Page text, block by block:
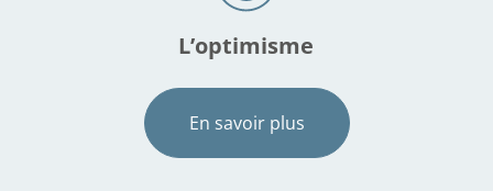
L’optimisme
En savoir plus